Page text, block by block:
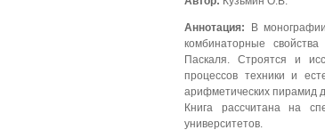
Аннотация: В
комбинаторные
Паскаля. Строятся и
процессов техники и
арифметических пирамид
Книга рассчитана на
университетов.